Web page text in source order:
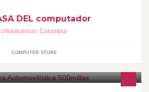
DEL computador
Villavicencio, Colombia
COMPUTER STORE